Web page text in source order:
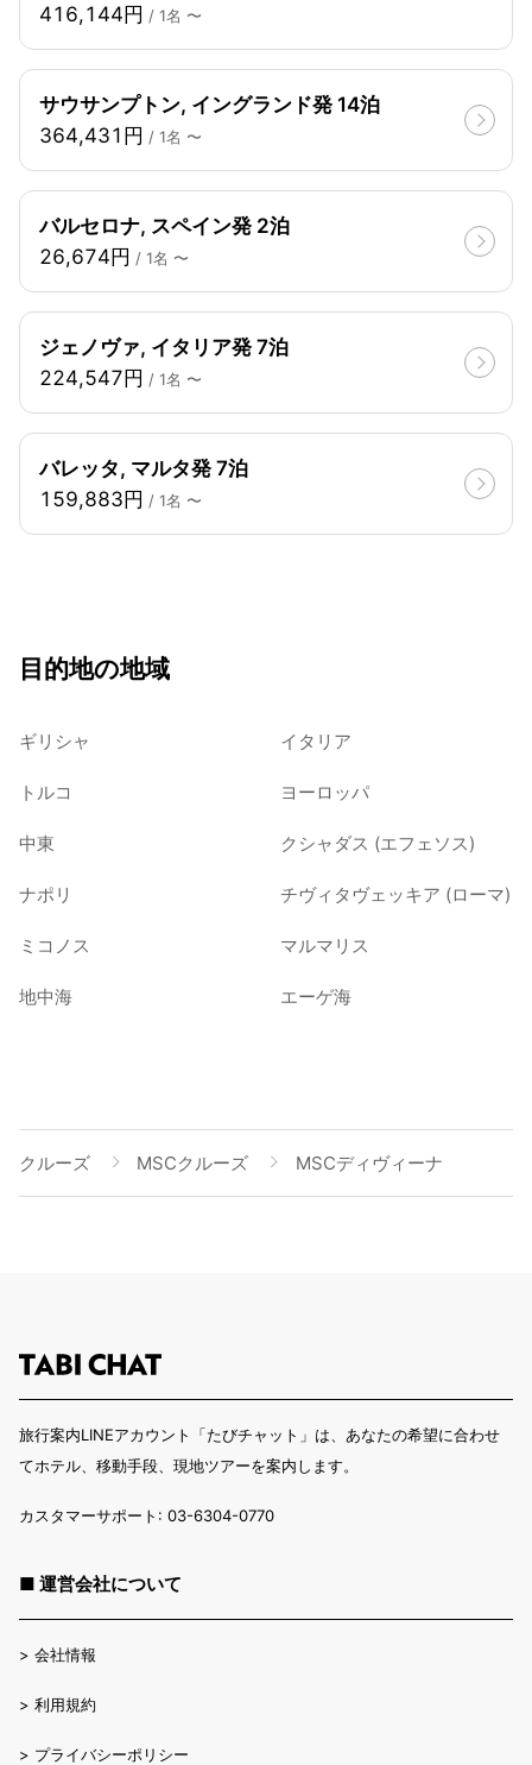
416,144円 / 1名 〜
サウサンプトン, イングランド発 14泊
364,431円 / 1名 〜
バルセロナ, スペイン発 2泊
26,674円 / 1名 〜
ジェノヴァ, イタリア発 7泊
224,547円 / 1名 〜
バレッタ, マルタ発 7泊
159,883円 / 1名 〜
目的地の地域
ギリシャ イタリア
トルコ ヨーロッパ
中東 クシャダス (エフェソス)
ナポリ チヴィタヴェッキア (ローマ)
ミコノス マルマリス
地中海 エーゲ海
クルーズ MSCクルーズ MSCディヴィーナ
旅行案内LINEアカウント「たびチャット」は、あなたの希望に合わせ
てホテル、移動手段、現地ツアーを案内します。
カスタマーサポート: 03-6304-0770
■ 運営会社について
> 会社情報
> 利用規約
> プライバシーポリシー